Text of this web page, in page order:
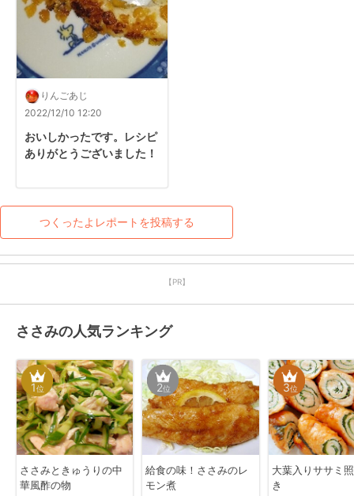
りんごあじ
2022/12/10 12:20
おいしかったです。レシピ
ありがとうございました！
つくったよレポートを投稿する
【PR】
ささみの人気ランキング
1位
ささみときゅうりの中
華風酢の物
2位
給食の味！ささみのレ
モン煮
3位
大葉入りササミ
き